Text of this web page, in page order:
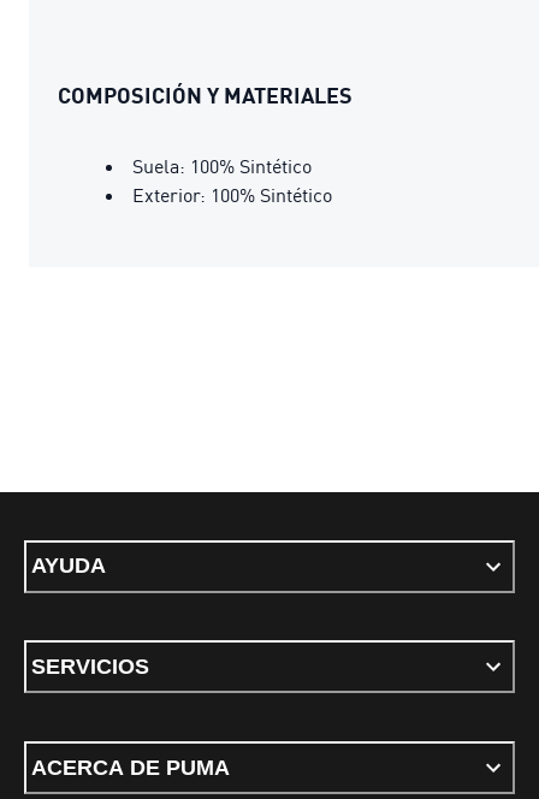
COMPOSICIÓN Y MATERIALES
Suela: 100% Sintético
Exterior: 100% Sintético
AYUDA
SERVICIOS
ACERCA DE PUMA